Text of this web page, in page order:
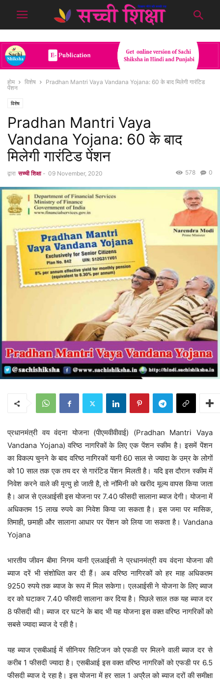
होम विशेष
Pradhan Mantri Vaya Vandana Yojana: 60 के बाद मिलेगी गारंटिड
पेंशन
विशेष
Pradhan Mantri Vaya
Vandana Yojana: 60 के बाद
मिलेगी गारंटिड पेंशन
द्वारा सच्ची शिक्षा - 09 November, 2020 0
578
प्रधानमंत्री वय वंदना योजना (पीएमवीवीवाई) (Pradhan Mantri Vaya
Vandana Yojana) वरिष्ठ नागरिकों के लिए एक पेंशन स्कीम है। इसमें पेंशन
का विकल्प चुनने के बाद वरिष्ठ नागिरकों यानी 60 साल से ज्यादा के उम्र के लोगों
को 10 साल तक एक तय दर से गारंटिड पेंशन मिलती है। यदि इस दौरान स्कीम में
निवेश करने वाले की मृत्यु हो जाती है, तो नॉमिनी को खरीद मूल्य वापस किया जाता
है। आज से एलआईसी इस योजना पर 7.40 फीसदी सालाना ब्याज देगी। योजना में
अधिकतम 15 लाख रुपये का निवेश किया जा सकता है। इस जमा पर मासिक,
तिमाही, छमाही और सालाना आधार पर पेंशन को लिया जा सकता है। Vandana
Yojana
भारतीय जीवन बीमा निगम यानी एलआईसी ने प्रधानमंत्री वय वंदना योजना की
ब्याज दरें भी संशोधित कर दी हैं। अब वरिष्ठ नागिरकों को हर माह अधिकतम
9250 रुपये तक ब्याज के रूप में मिल सकेगा। एलआईसी ने योजना के लिए ब्याज
दर को घटाकर 7.40 फीसदी सालाना कर दिया है। पिछले साल तक यह ब्याज दर
8 फीसदी थी। ब्याज दर घटने के बाद भी यह योजना इस वक्त वरिष्ठ नागरिकों को
सबसे ज्यादा ब्याज दे रही है।
यह ब्याज एसबीआई में सीनियर सिटिजन को एफडी पर मिलने वाली ब्याज दर से
करीब 1 फीसदी ज्यादा है। एसबीआई इस वक्त वरिष्ठ नागरिकों को एफडी पर 6.5
फीसदी ब्याज दे रहा है। इस योजना में हर साल 1 अप्रैल को ब्याज दरों की समीक्षा